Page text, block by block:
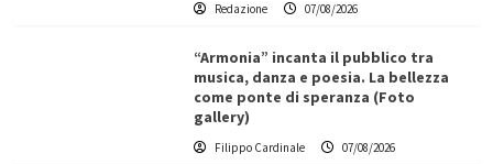
Redazione 07/08/2026
“Armonia” incanta il pubblico tra
musica, danza e poesia. La bellezza
come ponte di speranza (Foto
gallery)
Filippo Cardinale 07/08/2026